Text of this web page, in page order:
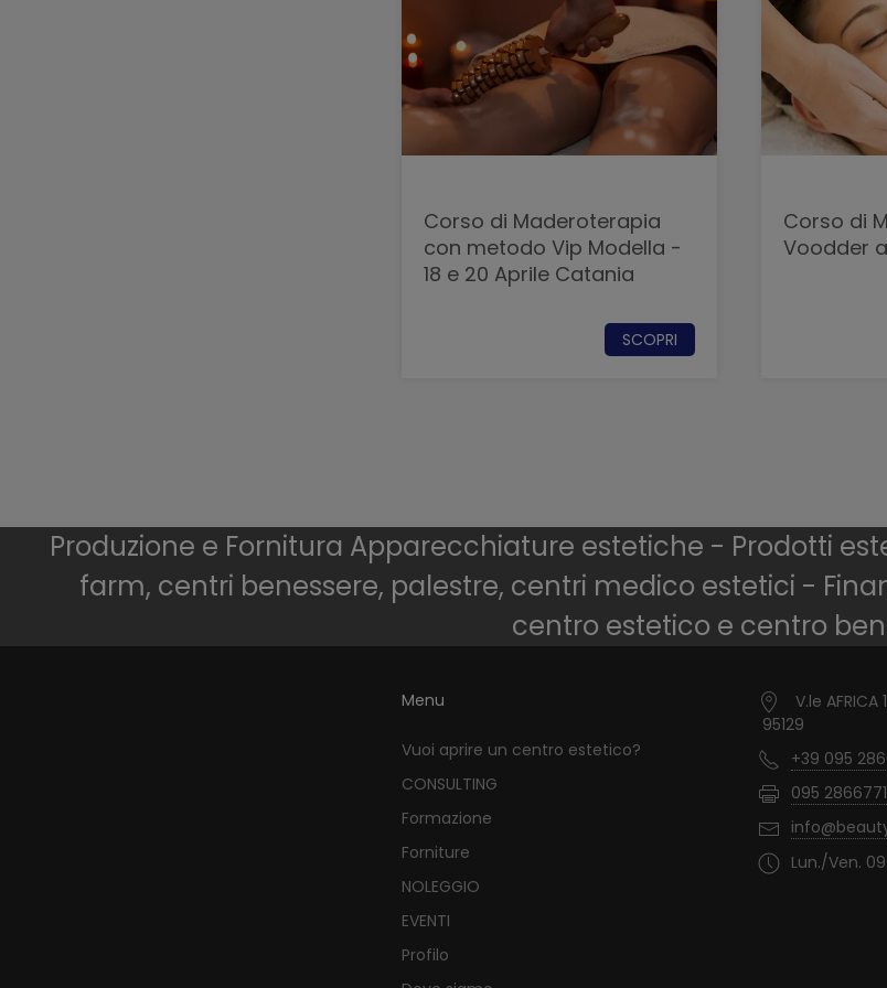
Corso di Maderoterapia
con metodo Vip Modella -
18 e 20 Aprile Catania
SCOPRI
Corso di
Voodder
Produzione e Fornitura Apparecchiature estetiche - Prodotti
farm, centri benessere, palestre, centri medico estetici -
centro estetico e centro
Menu
Vuoi aprire un centro estetico?
CONSULTING
Formazione
Forniture
NOLEGGIO
EVENTI
Profilo
V.le
95129
+39 095
095 2866771
Lun./Ven.